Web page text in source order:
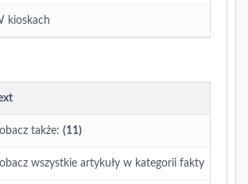
kioskach
także: (11)
wszystkie artykuły w kategorii fakty